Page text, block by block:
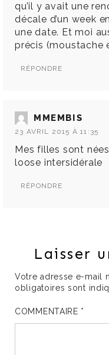
qu’il y avait une
décale d’un week
une date. Et moi
précis (moustache
RÉPONDRE
MMEMBIS
23 AVRIL 2015 À 11:35
Mes filles sont
loose intersidérale
RÉPONDRE
Laisser
Votre adresse e-mail
obligatoires sont
COMMENTAIRE *